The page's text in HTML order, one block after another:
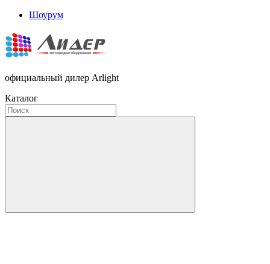
Шоурум
официальный дилер Arlight
Каталог